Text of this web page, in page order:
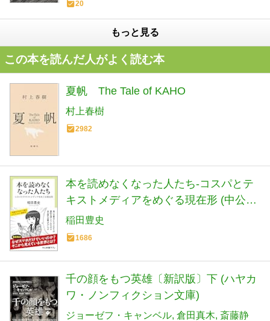
20
もっと見る
この本を読んだ人がよく読む本
夏帆 The Tale of KAHO
村上春樹
2982
本を読めなくなった人たち-コスパとテ
キストメディアをめぐる現在形 (中公新
書ラクレ 861)
稲田豊史
1686
千の顔をもつ英雄〔新訳版〕下 (ハヤカ
ワ・ノンフィクション文庫)
ジョーゼフ・キャンベル 倉田真木 斎藤静